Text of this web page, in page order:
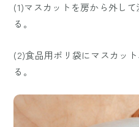
(1)マスカットを房から外し
る。
(2)食品用ポリ袋にマスカッ
る。